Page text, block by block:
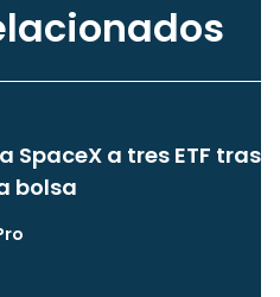
SpaceX a tres ETF tras
bolsa